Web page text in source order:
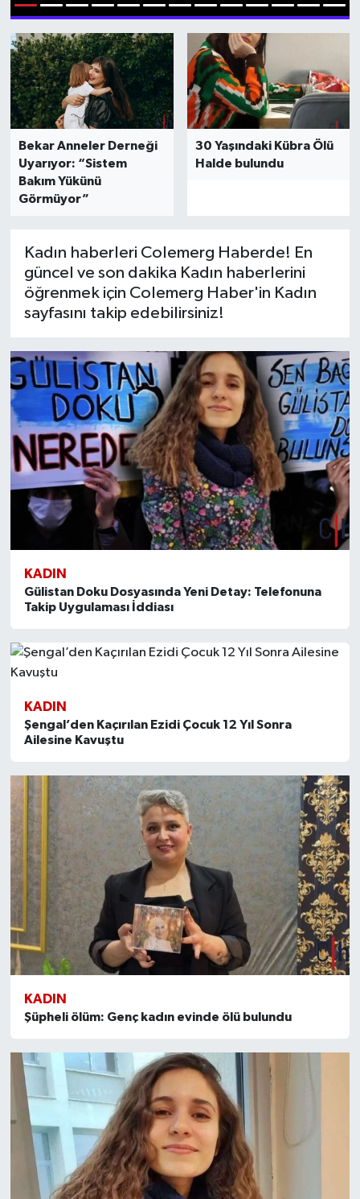
1 2 3 4 5 6 7 8 9 10 11 12 13
Bekar Anneler Derneği
Uyarıyor: “Sistem
Bakım Yükünü
Görmüyor”
30 Yaşındaki Kübra Ölü
Halde bulundu
Kadın haberleri Colemerg Haberde! En
güncel ve son dakika Kadın haberlerini
öğrenmek için Colemerg Haber'in Kadın
sayfasını takip edebilirsiniz!
KADIN
Gülistan Doku Dosyasında Yeni Detay: Telefonuna
Takip Uygulaması İddiası
KADIN
Şengal’den Kaçırılan Ezidi Çocuk 12 Yıl Sonra
Ailesine Kavuştu
KADIN
Şüpheli ölüm: Genç kadın evinde ölü bulundu
İLGİNÇ HABERLER
KADIN
KÜLTÜR SANAT
MAGAZİN
POLİTİKA
REKLAM
SAĞLIK
SİYASET
SPOR
TARİH
TEKNOLOJİ